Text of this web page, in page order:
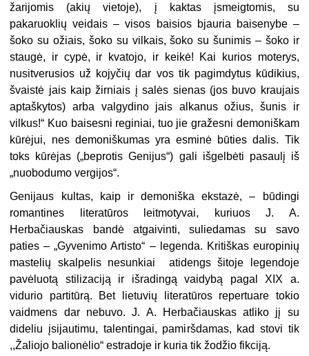
žarijomis (akių vietoje), į kaktas įsmeigtomis, su
pakaruoklių veidais – visos baisios bjauria baisenybe –
šoko su ožiais, šoko su vilkais, šoko su šunimis – šoko ir
staugė, ir cypė, ir kvatojo, ir keikė! Kai kurios moterys,
nusitverusios už kojyčių dar vos tik pagimdytus kūdikius,
švaistė jais kaip žirniais į salės sienas (jos buvo kraujais
aptaškytos) arba valgydino jais alkanus ožius, šunis ir
vilkus!“ Kuo baisesni reginiai, tuo jie gražesni demoniškam
kūrėjui, nes demoniškumas yra esminė būties dalis. Tik
toks kūrėjas („beprotis Genijus“) gali išgelbėti pasaulį iš
„nuobodumo vergijos“.
Genijaus kultas, kaip ir demoniška ekstazė, – būdingi
romantines literatūros leitmotyvai, kuriuos J. A.
Herbačiauskas bandė atgaivinti, suliedamas su savo
paties – „Gyvenimo Artisto“ – legenda. Kritiškas europinių
mastelių skalpelis nesunkiai atidengs šitoje legendoje
pavėluotą stilizaciją ir išradingą vaidybą pagal XIX a.
vidurio partitūrą. Bet lietuvių literatūros repertuare tokio
vaidmens dar nebuvo. J. A. Herbačiauskas atliko jį su
dideliu įsijautimu, talentingai, pamiršdamas, kad stovi tik
,,Žaliojo balionėlio“ estradoje ir kuria tik žodžio fikciją.